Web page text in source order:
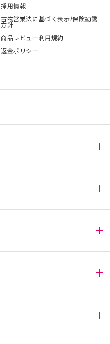
採用情報
古物営業法に基づく表示/保険勧誘
方針
商品レビュー利用規約
返金ポリシー